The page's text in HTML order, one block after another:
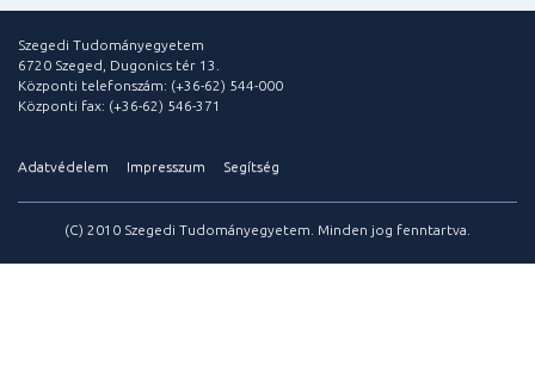
Szegedi Tudományegyetem
6720 Szeged, Dugonics tér 13.
Központi telefonszám: (+36-62) 544-000
Központi fax: (+36-62) 546-371
Adatvédelem Impresszum Segítség
(C) 2010 Szegedi Tudományegyetem. Minden jog fenntartva.